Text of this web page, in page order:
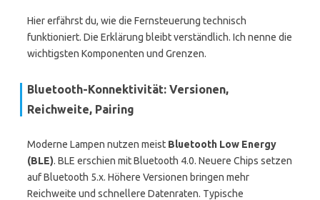
Hier erfährst du, wie die Fernsteuerung technisch
funktioniert. Die Erklärung bleibt verständlich. Ich nenne die
wichtigsten Komponenten und Grenzen.
Bluetooth-Konnektivität: Versionen,
Reichweite, Pairing
Moderne Lampen nutzen meist Bluetooth Low Energy
(BLE). BLE erschien mit Bluetooth 4.0. Neuere Chips setzen
auf Bluetooth 5.x. Höhere Versionen bringen mehr
Reichweite und schnellere Datenraten. Typische